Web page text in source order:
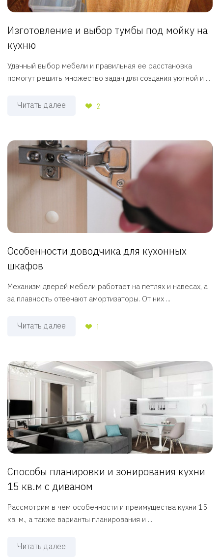
Изготовление и выбор тумбы под мойку на
кухню
Удачный выбор мебели и правильная ее расстановка
помогут решить множество задач для создания уютной и ...
Читать далее 2
Особенности доводчика для кухонных
шкафов
Механизм дверей мебели работает на петлях и навесах, а
за плавность отвечают амортизаторы. От них ...
Читать далее 1
Способы планировки и зонирования кухни
15 кв.м с диваном
Рассмотрим в чем особенности и преимущества кухни 15
кв. м., а также варианты планирования и ...
Читать далее